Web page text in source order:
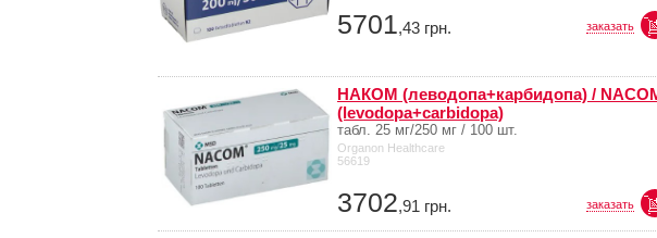
5701,43 грн. заказать
НАКОМ (леводопа+карбидопа) /
(levodopa+carbidopa)
табл. 25 мг/250 мг / 100 шт.
Organon Healthcare
56619
3702,91 грн. заказать